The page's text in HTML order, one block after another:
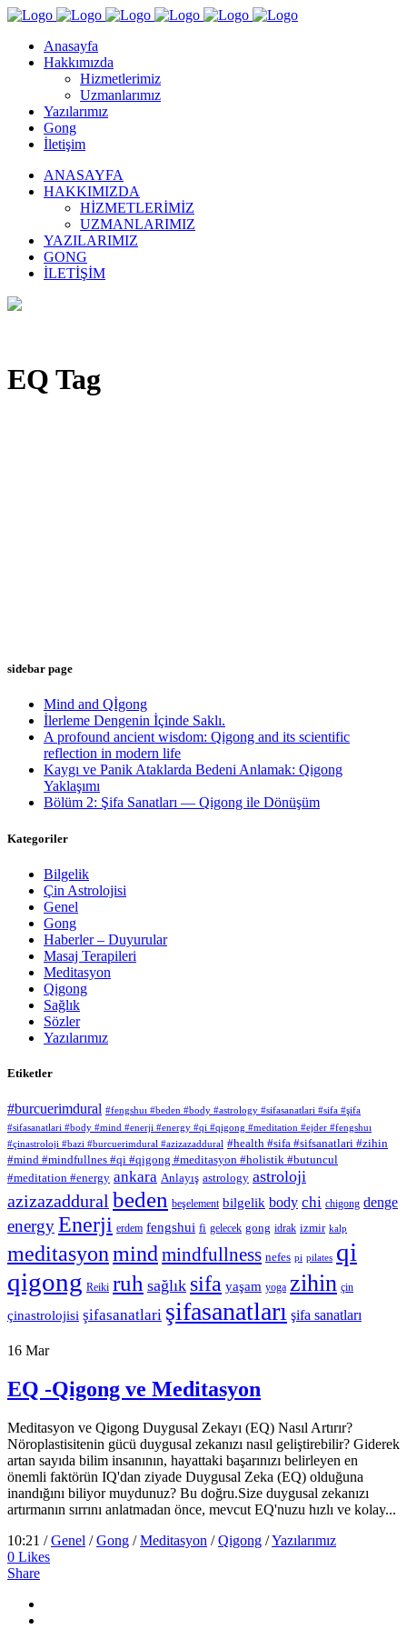
Anasayfa
Hakkımızda
Hizmetlerimiz
Uzmanlarımız
Yazılarımız
Gong
İletişim
ANASAYFA
HAKKIMIZDA
HIZMETLERIMIZ
UZMANLARIMIZ
YAZILARIMIZ
GONG
İLETIŞIM
EQ Tag
sidebar page
Mind and Qİgong
İlerleme Dengenin İçinde Saklı.
A profound ancient wisdom: Qigong and its scientific
reflection in modern life
Kaygı ve Panik Ataklarda Bedeni Anlamak: Qigong
Yaklaşımı
Bölüm 2: Şifa Sanatları — Qigong ile Dönüşüm
Kategoriler
Bilgelik
Çin Astrolojisi
Genel
Gong
Haberler – Duyurular
Masaj Terapileri
Meditasyon
Qigong
Sağlık
Sözler
Yazılarımız
Etiketler
#burcuerimdural #fengshuı #beden #body #astrology #sifasanatlari #sifa #şifa
#sifasanatlari #body #mind #enerji #energy #qi #qigong #meditation #ejder #fengshuı
#çinastroloji #bazi #burcuerimdural #azizazaddural #health #sifa #sifsanatlari #zihin
#mind #mindfullnes #qi #qigong #meditasyon #holistik #butuncul
#meditation #energy ankara Anlayış astrology astroloji
azizazaddural beden beşelement bilgelik body chi chigong denge
energyEnerji erdem fengshui fi gelecek gong idrak izmir kalp
meditasyonmind mindfullness nefes pi pilates qi
qigong Reiki ruh sağlık sifa yaşam yoga zihin çin
çinastrolojisi şifasanatlari şifasanatları şifa sanatları
16 Mar
EQ -Qigong ve Meditasyon
Meditasyon ve Qigong Duygusal Zekayı (EQ) Nasıl Artırır?
Nöroplastisitenin gücü duygusal zekanızı nasıl geliştirebilir? Giderek
artan sayıda bilim insanının, hayattaki başarınızı belirleyen en
önemli faktörün IQ'dan ziyade Duygusal Zeka (EQ) olduğuna
inandığını biliyor muydunuz? Bu doğru.Size duygusal zekanızı
artırmanın sırrını anlatmadan önce, mevcut EQ'nuzu hızlı ve kolay...
10:21 /Genel /Gong /Meditasyon /Qigong /Yazılarımız
0 Likes
Share